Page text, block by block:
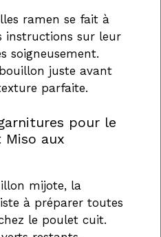
ramen se fait à
instructions sur leur
soigneusement.
juste avant
parfaite.
pour le
Miso aux
mijote, la
à préparer toutes
le poulet cuit.